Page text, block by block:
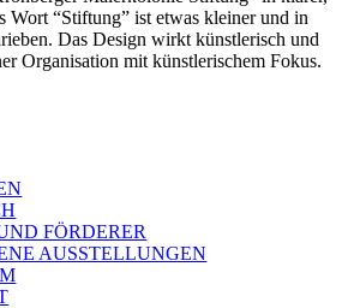
FÖRDERER
AUSSTELLUNGEN